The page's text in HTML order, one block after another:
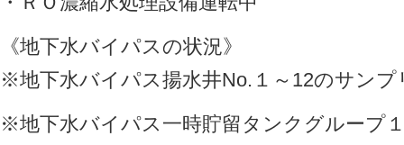
《地下水バイパスの状況》
※地下水バイパス揚水井No.１～12のサンプ
※地下水バイパス一時貯留タンクグループ